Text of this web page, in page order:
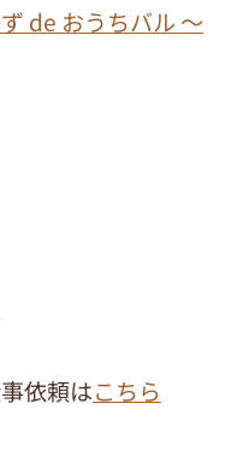
de おうちバル ～
依頼はこちら